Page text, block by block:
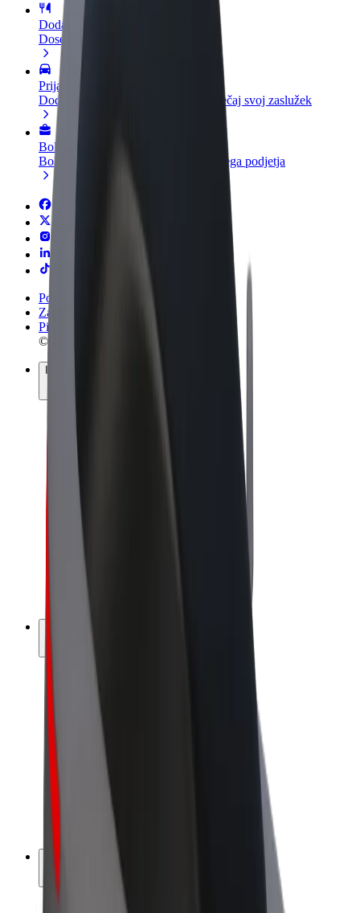
Dodaj restavracijo ali trgovino
Dosezi več strank in zvišaj zaslužek
Prijavi se kot lastnik voznega parka
Dodaj svoj vozni park v Bolt in povečaj svoj zaslužek
Bolt za podjetja
Boltovi izdelki in storitve za rast tvojega podjetja
Pogoji poslovanja
Zasebnost
Piškotki
© 2026 Bolt Technology OÜ
Vožnje
Skiroji
Bolt Market
Bolt Hrana
Dostavljavci
Ponudniki Bolt Food
Vozni parki